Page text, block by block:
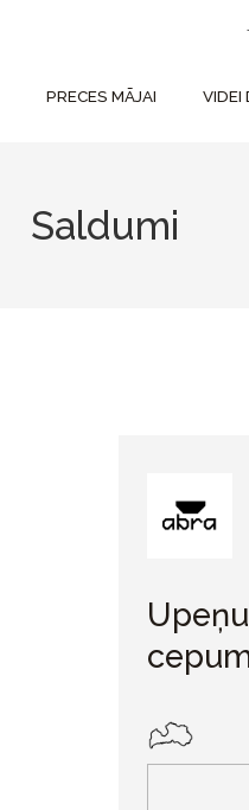
PRECES MĀJAI VIDEI
Saldumi